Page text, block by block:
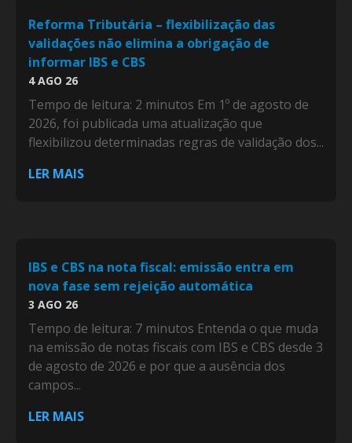
Reforma Tributária – flexibilização das
validações não elimina a obrigação de
informar IBS e CBS
4 AGO 26
Tempo de leitura: 2 minutos Em 1º de agosto de
2026, foi publicada uma atualização que
flexibilizou determinadas regras de validação dos...
LER MAIS
IBS e CBS na nota fiscal: emissão entra em
nova fase sem rejeição automática
3 AGO 26
Tempo de leitura: 7 minutos Entenda o que muda
na emissão de notas fiscais com IBS e CBS desde 3
de agosto de 2026 e por que a ausência dos
campos...
LER MAIS